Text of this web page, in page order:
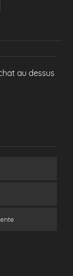
au dessus